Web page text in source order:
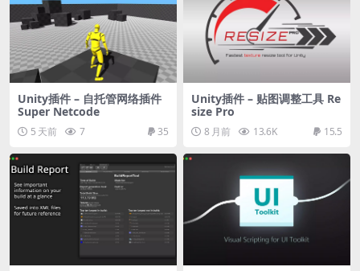
Unity插件 – 自托管网络插件
Super Netcode
5 天前 7 35
Unity插件 – 贴图调整工具 Re
size Pro
8 月前 13.6K 15.5